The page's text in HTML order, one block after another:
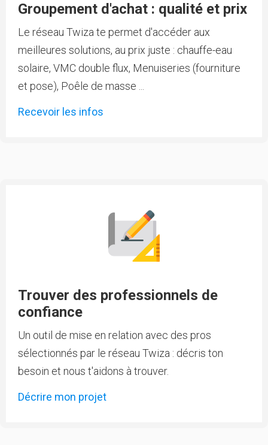
Groupement d'achat : qualité et prix
Le réseau Twiza te permet d'accéder aux
meilleures solutions, au prix juste : chauffe-eau
solaire, VMC double flux, Menuiseries (fourniture
et pose), Poêle de masse ...
Recevoir les infos
Trouver des professionnels de
confiance
Un outil de mise en relation avec des pros
sélectionnés par le réseau Twiza : décris ton
besoin et nous t'aidons à trouver.
Décrire mon projet